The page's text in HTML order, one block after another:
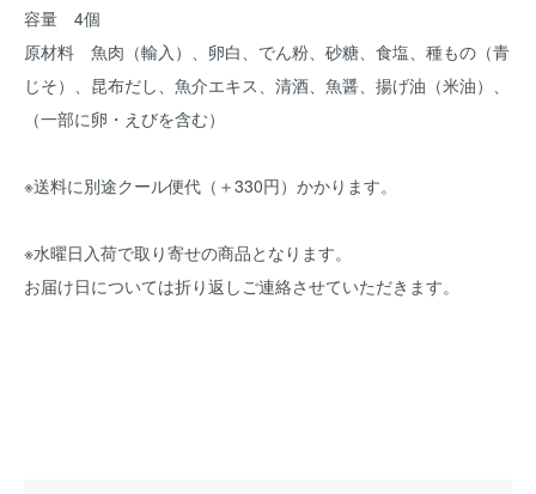
容量 4個
原材料 魚肉（輸入）、卵白、でん粉、砂糖、食塩、種もの（青
じそ）、昆布だし、魚介エキス、清酒、魚醤、揚げ油（米油）、
（一部に卵・えびを含む）
※送料に別途クール便代（＋330円）かかります。
※水曜日入荷で取り寄せの商品となります。
お届け日については折り返しご連絡させていただきます。